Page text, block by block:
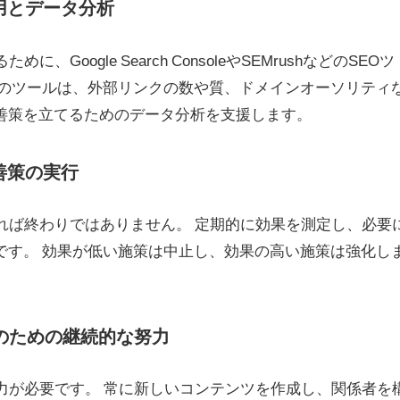
とデータ分析
めに、Google Search ConsoleやSEMrushなどのSEOツ
ツールは、外部リンクの数や質、ドメインオーソリティ
を立てるためのデータ分析を支援します。
策の実行
ば終わりではありません。 定期的に効果を測定し、必要
す。 効果が低い施策は中止し、効果の高い施策は強化し
ための継続的な努力
が必要です。 常に新しいコンテンツを作成し、関係者を